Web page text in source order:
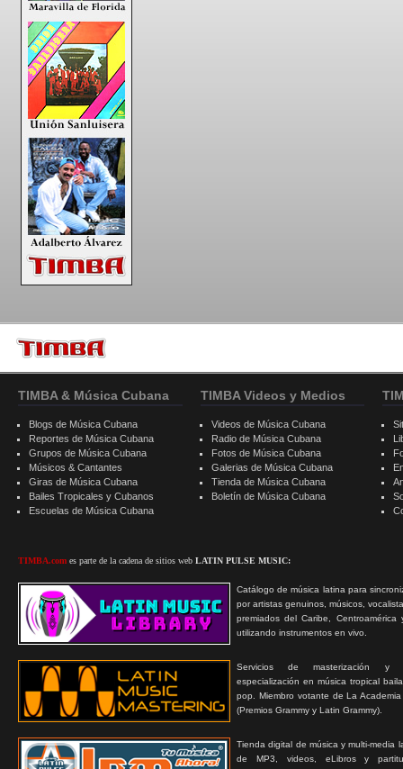
TIMBA & Música Cubana
Blogs de Música Cubana
Reportes de Música Cubana
Grupos de Música Cubana
Músicos & Cantantes
Giras de Música Cubana
Bailes Tropicales y Cubanos
Escuelas de Música Cubana
TIMBA.com es parte de la cadena de sitios web LATIN PULSE MUSIC:
Catálogo de música latina para
por artistas genuinos, músicos,
premiados del Caribe, Centroamérica
utilizando instrumentos en vivo.
Servicios de masterización y
especialización en música tropical
pop. Miembro votante de La
(Premios Grammy y Latin Grammy).
Tienda digital de música y multi-media
de MP3, videos, eLibros y
TIMBA Videos y Medios
Videos de Música Cubana
Radio de Música Cubana
Fotos de Música Cubana
Galerias de Música Cubana
Tienda de Música Cubana
Boletín de Música Cubana